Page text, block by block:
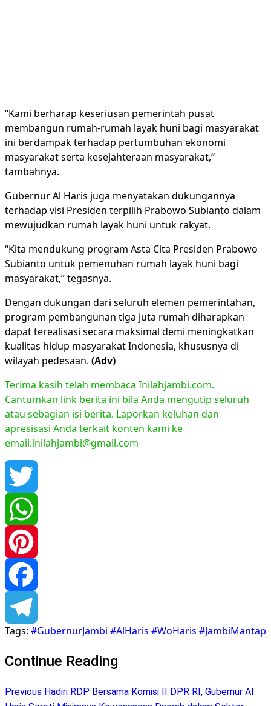
“Kami berharap keseriusan pemerintah pusat
membangun rumah-rumah layak huni bagi masyarakat
ini berdampak terhadap pertumbuhan ekonomi
masyarakat serta kesejahteraan masyarakat,”
tambahnya.
Gubernur Al Haris juga menyatakan dukungannya
terhadap visi Presiden terpilih Prabowo Subianto dalam
mewujudkan rumah layak huni untuk rakyat.
“Kita mendukung program Asta Cita Presiden Prabowo
Subianto untuk pemenuhan rumah layak huni bagi
masyarakat,” tegasnya.
Dengan dukungan dari seluruh elemen pemerintahan,
program pembangunan tiga juta rumah diharapkan
dapat terealisasi secara maksimal demi meningkatkan
kualitas hidup masyarakat Indonesia, khususnya di
wilayah pedesaan. (Adv)
Terima kasih telah membaca Inilahjambi.com.
Cantumkan link berita ini bila Anda mengutip seluruh
atau sebagian isi berita. Laporkan keluhan dan
apresisasi Anda terkait konten kami ke
email:inilahjambi@gmail.com
Twitter
WhatsApp
Pinterest
Facebook
Telegram
Tags: #GubernurJambi #AlHaris #WoHaris #JambiMantap
Continue Reading
Previous Hadiri RDP Bersama Komisi II DPR RI, Gubernur Al